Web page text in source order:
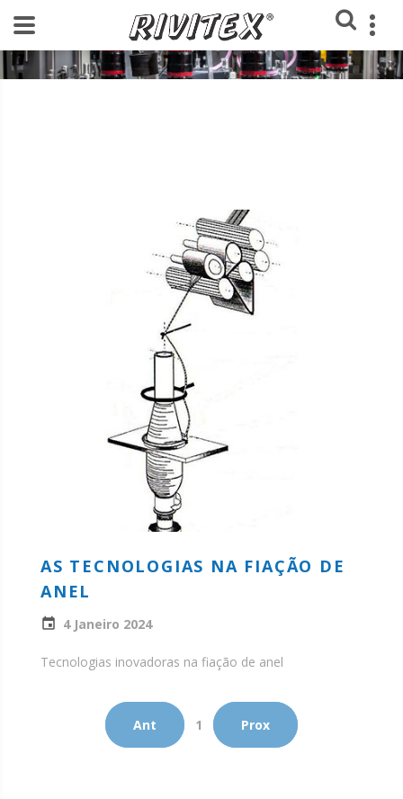
Home Blog Rivitex
AS TECNOLOGIAS NA FIAÇÃO DE
ANEL
4 Janeiro 2024
Tecnologias inovadoras na fiação de anel
Ant 1 Prox